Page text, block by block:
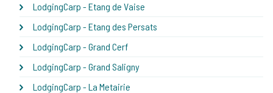
LodgingCarp - Etang de Vaise
LodgingCarp - Etang des Persats
LodgingCarp - Grand Cerf
LodgingCarp - Grand Saligny
LodgingCarp - La Metairie